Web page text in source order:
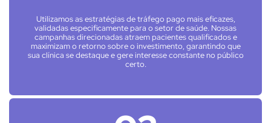
Utilizamos as estratégias de tráfego pago mais eficazes,
validadas especificamente para o setor de saúde. Nossas
campanhas direcionadas atraem pacientes qualificados e
maximizam o retorno sobre o investimento, garantindo que
sua clínica se destaque e gere interesse constante no público
certo.